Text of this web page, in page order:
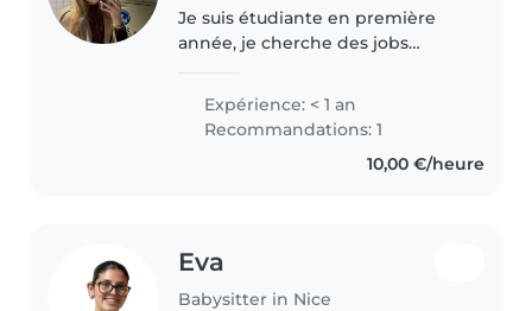
Je suis étudiante en première
année, je cherche des jobs
et responsable, j'adore rendre
service. Je suis ravie de prendre
soin des enfants. J'adore..
Expérience: < 1 an
Recommandations: 1
10,00 €/heure
Eva
Babysitter in Nice